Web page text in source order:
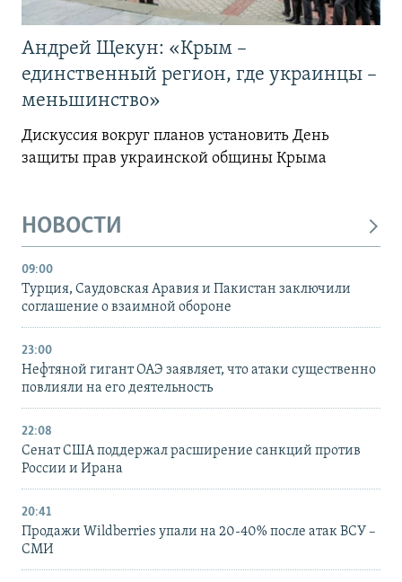
Андрей Щекун: «Крым –
единственный регион, где украинцы –
меньшинство»
Дискуссия вокруг планов установить День
защиты прав украинской общины Крыма
НОВОСТИ
09:00
Турция, Саудовская Аравия и Пакистан заключили
соглашение о взаимной обороне
23:00
Нефтяной гигант ОАЭ заявляет, что атаки существенно
повлияли на его деятельность
22:08
Сенат США поддержал расширение санкций против
России и Ирана
20:41
Продажи Wildberries упали на 20-40% после атак ВСУ –
СМИ